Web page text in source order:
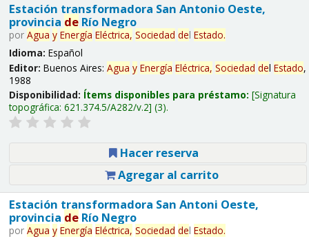
Estación transformadora San Antonio Oeste,
provincia deRío Negro
por Agua y Energía Eléctrica, Sociedad del Estado.
Idioma: Español
Editor: Buenos Aires: Agua y Energía Eléctrica, Sociedad del Estado,
1988
Disponibilidad: Ítems disponibles para préstamo: Signatura
topográfica: 621.374.5/A282/v.2 (3).
Hacer reserva
Agregar al carrito
Estación transformadora San Antoni Oeste,
provincia deRío Negro
por Agua y Energía Eléctrica, Sociedad del Estado.